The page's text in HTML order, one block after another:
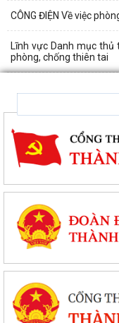
CÔNG ĐIỆN Về việc
Lĩnh vực Danh mục
phòng, chống thiên tai